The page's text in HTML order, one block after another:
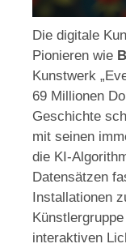
Die digitale
Pionieren wie
Kunstwerk
69 Millionen
Geschichte
mit seinen
die KI-
Datensätzen
Installationen
Künstlergruppe
interaktiven